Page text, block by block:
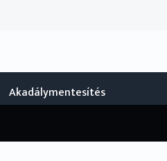
Akadálymentesítés